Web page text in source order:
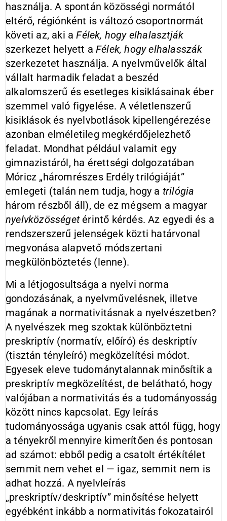
használja. A spontán közösségi normától
eltérő, régiónként is változó csoportnormát
követi az, aki aFélek, hogy elhalasztják
szerkezet helyett a Félek, hogy elhalasszák
szerkezetet használja. A nyelvművelők által
vállalt harmadik feladat a beszéd
alkalomszerű és esetleges kisiklásainak éber
szemmel való figyelése. A véletlenszerű
kisiklások és nyelvbotlások kipellengérezése
azonban elméletileg megkérdőjelezhető
feladat. Mondhat például valamit egy
gimnazistáról, ha érettségi dolgozatában
Móricz „háromrészes Erdély trilógiáját”
emlegeti (talán nem tudja, hogy a trilógia
három részből áll), de ez mégsem a magyar
nyelvközösségetérintő kérdés. Az egyedi és a
rendszerszerű jelenségek közti határvonal
megvonása alapvető módszertani
megkülönböztetés (lenne).
Mi a létjogosultsága a nyelvi norma
gondozásának, a nyelvművelésnek, illetve
magának a normativitásnak a nyelvészetben?
A nyelvészek meg szoktak különböztetni
preskriptív (normatív, előíró) és deskriptív
(tisztán tényleíró) megközelítési módot.
Egyesek eleve tudománytalannak minősítik a
preskriptív megközelítést, de belátható, hogy
valójában a normativitás és a tudományosság
között nincs kapcsolat. Egy leírás
tudományossága ugyanis csak attól függ, hogy
a tényekről mennyire kimerítően és pontosan
ad számot: ebből pedig a csatolt értékítélet
semmit nem vehet el — igaz, semmit nem is
adhat hozzá. A nyelvleírás
„preskriptív/deskriptív” minősítése helyett
egyébként inkább a normativitás fokozatairól